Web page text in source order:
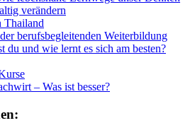
verändern
Thailand
berufsbegleitenden Weiterbildung
du und wie lernt es sich am besten?
– Was ist besser?